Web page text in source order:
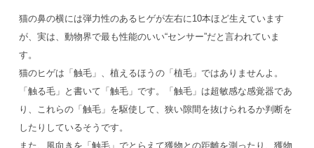
猫の鼻の横には弾力性のあるヒゲが左右に10本ほど生えています
が、実は、動物界で最も性能のいい“センサー”だと言われていま
す。
猫のヒゲは「触毛」、植えるほうの「植毛」ではありませんよ。
「触る毛」と書いて「触毛」です。「触毛」は超敏感な感覚器であ
り、これらの「触毛」を駆使して、狭い隙間を抜けられるか判断を
したりしているそうです。
また、風向きを「触毛」でとらえて獲物との距離を測ったり、獲物